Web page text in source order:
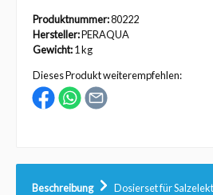
Produktnummer:80222
Hersteller:PERAQUA
Gewicht:1 kg
Dieses Produkt weiterempfehlen:
Beschreibung
Dosierset für